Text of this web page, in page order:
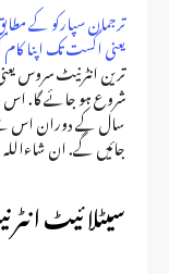
ترجمان سپارکو کے
یعنی اگست تک اپنا
ترین انٹرنیٹ سروس
شروع ہو جائے گا. اس
سال کے دوران اس سے
جائیں گے. ان شاءاللہ
سیٹلائیٹ